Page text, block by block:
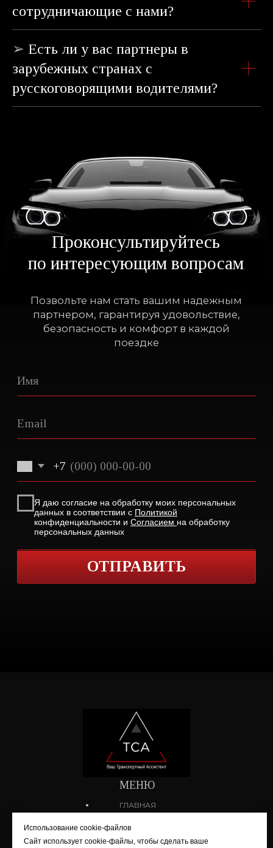
сотрудничающие с нами?
➢ Есть ли у вас партнеры в
зарубежных странах с
русскоговорящими водителями?
МЕНЮ
ГЛАВНАЯ
Использование cookie-файлов
Сайт использует cookie-файлы, чтобы сделать ваше